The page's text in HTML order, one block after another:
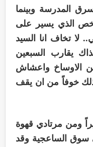
المدرسة وبينما
الذي يسير على
تخاف انا السيد
يقارب السبعين
الاوساخ واعشاش
خوفاً من ان يقف
ومن مرتادي قهوة
سوق الساعجية وقد